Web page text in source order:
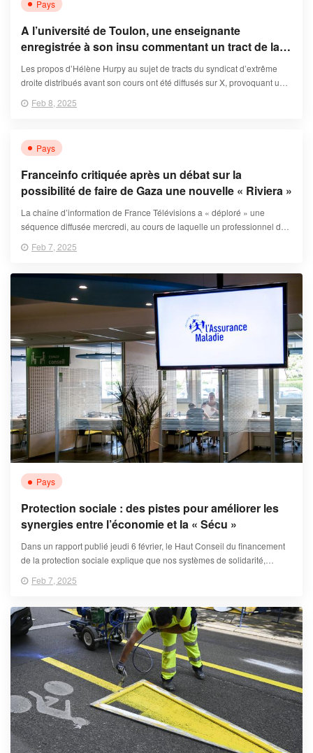
Pays
A l’université de Toulon, une enseignante
enregistrée à son insu commentant un tract de la
Cocarde étudiante
Les propos d’Hélène Hurpy au sujet de tracts du syndicat d’extrême
droite distribués avant son cours ont été diffusés sur X, provoquant une
de l’université vendredi 7 février.
Feb 8, 2025
Pays
Franceinfo critiquée après un débat sur la
possibilité de faire de Gaza une nouvelle « Riviera »
La chaîne d’information de France Télévisions a « déploré » une
séquence diffusée mercredi, au cours de laquelle un professionnel du
palestinienne en destination touristique.
Feb 7, 2025
Pays
Protection sociale : des pistes pour améliorer les
synergies entre l’économie et la « Sécu »
Dans un rapport publié jeudi 6 février, le Haut Conseil du financement
de la protection sociale explique que nos systèmes de solidarité,
collectivité, contribuer à dynamiser l’activité des employeurs.
Feb 7, 2025